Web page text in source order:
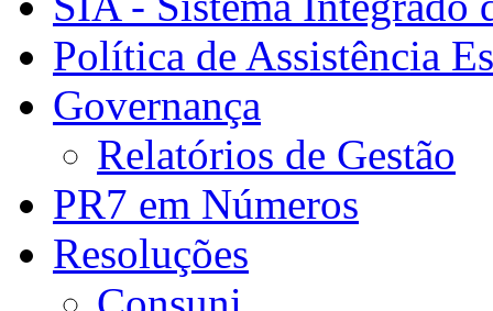
Política de Assistência
Governança
Relatórios de Gestão
PR7 em Números
Resoluções